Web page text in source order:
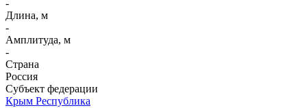
-
Длина, м
-
Амплитуда, м
-
Страна
Россия
Субъект федерации
Крым Республика